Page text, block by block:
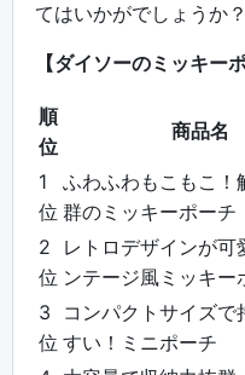
てはいかがでしょうか？
【ダイソーのミッキー
順
位
商品名
1
位
ふわふわもこもこ！
群のミッキーポーチ
2
位
レトロデザインが可
ンテージ風ミッキー
3
位
コンパクトサイズで
すい！ミニポーチ